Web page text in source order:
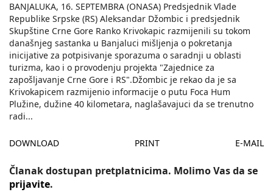
BANJALUKA, 16. SEPTEMBRA (ONASA) Predsjednik Vlade
Republike Srpske (RS) Aleksandar Džombic i predsjednik
Skupštine Crne Gore Ranko Krivokapic razmijenili su tokom
današnjeg sastanka u Banjaluci mišljenja o pokretanja
inicijative za potpisivanje sporazuma o saradnji u oblasti
turizma, kao i o provodenju projekta "Zajednice za
zapošljavanje Crne Gore i RS".Džombic je rekao da je sa
Krivokapicem razmijenio informacije o putu Foca Hum
Plužine, dužine 40 kilometara, naglašavajuci da se trenutno
radi...
DOWNLOAD PRINT E-MAIL
Članak dostupan pretplatnicima. Molimo Vas da se
prijavite.